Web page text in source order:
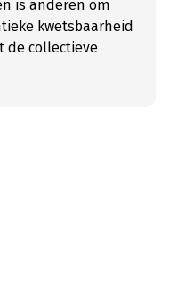
is anderen om
kwetsbaarheid
de collectieve